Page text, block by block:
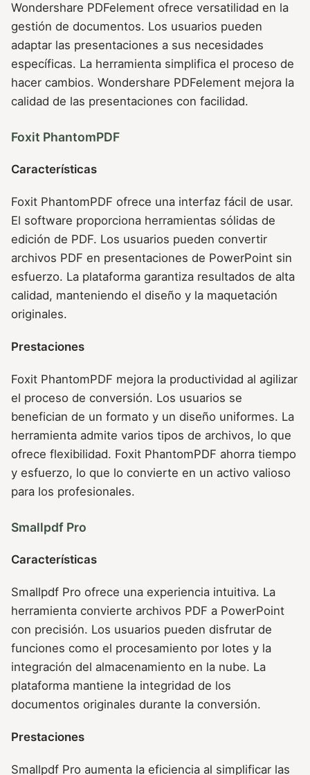
Wondershare PDFelement ofrece versatilidad en la
gestión de documentos. Los usuarios pueden
adaptar las presentaciones a sus necesidades
específicas. La herramienta simplifica el proceso de
hacer cambios. Wondershare PDFelement mejora la
calidad de las presentaciones con facilidad.
Foxit PhantomPDF
Características
Foxit PhantomPDF ofrece una interfaz fácil de usar.
El software proporciona herramientas sólidas de
edición de PDF. Los usuarios pueden convertir
archivos PDF en presentaciones de PowerPoint sin
esfuerzo. La plataforma garantiza resultados de alta
calidad, manteniendo el diseño y la maquetación
originales.
Prestaciones
Foxit PhantomPDF mejora la productividad al agilizar
el proceso de conversión. Los usuarios se
benefician de un formato y un diseño uniformes. La
herramienta admite varios tipos de archivos, lo que
ofrece flexibilidad. Foxit PhantomPDF ahorra tiempo
y esfuerzo, lo que lo convierte en un activo valioso
para los profesionales.
Smallpdf Pro
Características
Smallpdf Pro ofrece una experiencia intuitiva. La
herramienta convierte archivos PDF a PowerPoint
con precisión. Los usuarios pueden disfrutar de
funciones como el procesamiento por lotes y la
integración del almacenamiento en la nube. La
plataforma mantiene la integridad de los
documentos originales durante la conversión.
Prestaciones
Smallpdf Pro aumenta la eficiencia al simplificar las